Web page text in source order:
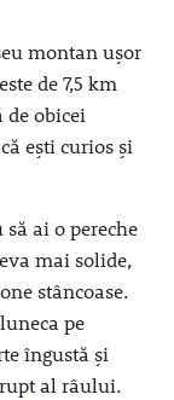
montan ușor
de 7,5 km
de obicei
ești curios și
să ai o pereche
mai solide,
stâncoase.
pe
îngustă și
al râului.